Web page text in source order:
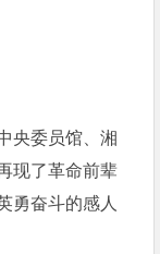
央委员馆、湘
现了革命前辈
勇奋斗的感人